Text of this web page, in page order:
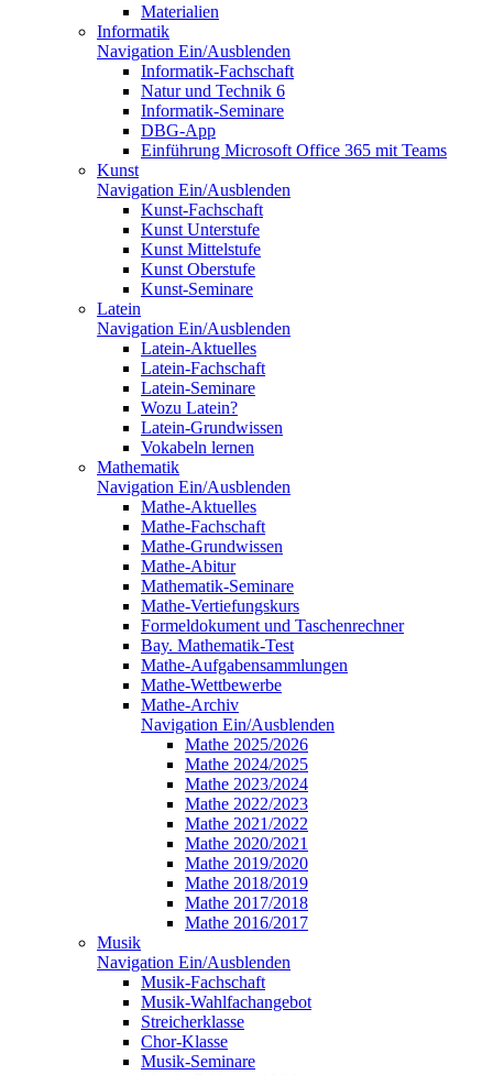
Materialien
Informatik
Navigation Ein/Ausblenden
Informatik-Fachschaft
Natur und Technik 6
Informatik-Seminare
DBG-App
Einführung Microsoft Office 365 mit Teams
Kunst
Navigation Ein/Ausblenden
Kunst-Fachschaft
Kunst Unterstufe
Kunst Mittelstufe
Kunst Oberstufe
Kunst-Seminare
Latein
Navigation Ein/Ausblenden
Latein-Aktuelles
Latein-Fachschaft
Latein-Seminare
Wozu Latein?
Latein-Grundwissen
Vokabeln lernen
Mathematik
Navigation Ein/Ausblenden
Mathe-Aktuelles
Mathe-Fachschaft
Mathe-Grundwissen
Mathe-Abitur
Mathematik-Seminare
Mathe-Vertiefungskurs
Formeldokument und Taschenrechner
Bay. Mathematik-Test
Mathe-Aufgabensammlungen
Mathe-Wettbewerbe
Mathe-Archiv
Navigation Ein/Ausblenden
Mathe 2025/2026
Mathe 2024/2025
Mathe 2023/2024
Mathe 2022/2023
Mathe 2021/2022
Mathe 2020/2021
Mathe 2019/2020
Mathe 2018/2019
Mathe 2017/2018
Mathe 2016/2017
Musik
Navigation Ein/Ausblenden
Musik-Fachschaft
Musik-Wahlfachangebot
Streicherklasse
Chor-Klasse
Musik-Seminare